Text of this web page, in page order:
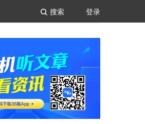
登录
搜索